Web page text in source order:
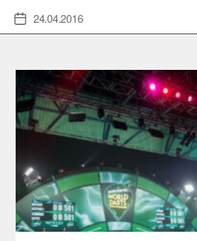
Veröffentlichungsdatum
24.04.2016